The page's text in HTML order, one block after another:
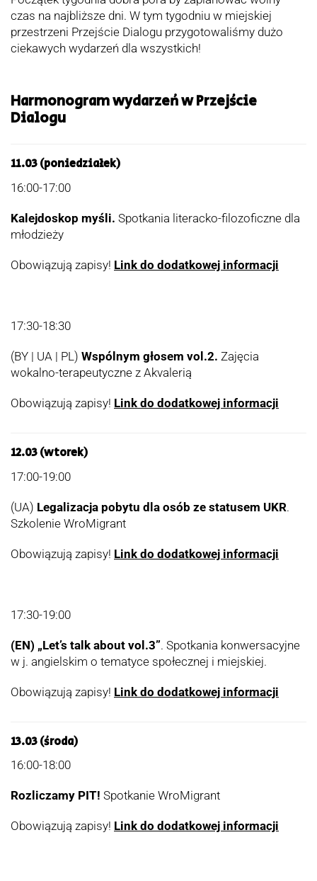
czas na najbliższe dni. W tym tygodniu w miejskiej
przestrzeni Przejście Dialogu przygotowaliśmy dużo
ciekawych wydarzeń dla wszystkich!
Harmonogram wydarzeń w Przejście
Dialogu
11.03 (poniedziałek)
16:00-17:00
Kalejdoskop myśli. Spotkania literacko-filozoficzne dla
młodzieży
Obowiązują zapisy! Link do dodatkowej informacji
17:30-18:30
(BY | UA | PL) Wspólnym głosem vol.2. Zajęcia
wokalno-terapeutyczne z Akvalerią
Obowiązują zapisy! Link do dodatkowej informacji
12.03 (wtorek)
17:00-19:00
(UA) Legalizacja pobytu dla osób ze statusem UKR.
Szkolenie WroMigrant
Obowiązują zapisy! Link do dodatkowej informacji
17:30-19:00
(EN) „Let’s talk about vol.3”. Spotkania konwersacyjne
w j. angielskim o tematyce społecznej i miejskiej.
Obowiązują zapisy! Link do dodatkowej informacji
13.03 (środa)
16:00-18:00
Rozliczamy PIT! Spotkanie WroMigrant
Obowiązują zapisy! Link do dodatkowej informacji